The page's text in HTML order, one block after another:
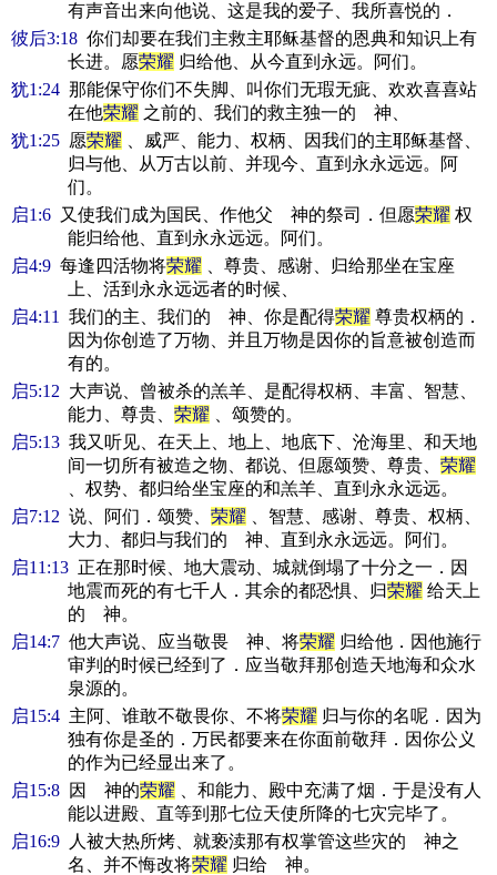
有声音出来向他说、这是我的爱子、我所喜悦的．
彼后3:18 你们却要在我们主救主耶稣基督的恩典和知识上有
长进。愿荣耀 归给他、从今直到永远。阿们。
犹1:24 那能保守你们不失脚、叫你们无瑕无疵、欢欢喜喜站
在他荣耀 之前的、我们的救主独一的 神、
犹1:25 愿荣耀 、威严、能力、权柄、因我们的主耶稣基督、
归与他、从万古以前、并现今、直到永永远远。阿
们。
启1:6 又使我们成为国民、作他父 神的祭司．但愿荣耀 权
能归给他、直到永永远远。阿们。
启4:9 每逢四活物将荣耀 、尊贵、感谢、归给那坐在宝座
上、活到永永远远者的时候、
启4:11
我们的主、我们的 神、你是配得荣耀 尊贵权柄的．
因为你创造了万物、并且万物是因你的旨意被创造而
有的。
启5:12 大声说、曾被杀的羔羊、是配得权柄、丰富、智慧、
能力、尊贵、荣耀 、颂赞的。
启5:13 我又听见、在天上、地上、地底下、沧海里、和天地
间一切所有被造之物、都说、但愿颂赞、尊贵、荣耀
、权势、都归给坐宝座的和羔羊、直到永永远远。
启7:12 说、阿们．颂赞、 荣耀 、智慧、感谢、尊贵、权柄、
大力、都归与我们的 神、直到永永远远。阿们。
启11:13 正在那时候、地大震动、城就倒塌了十分之一．因
地震而死的有七千人．其余的都恐惧、归荣耀 给天上
的 神。
启14:7 他大声说、应当敬畏 神、将荣耀 归给他．因他施行
审判的时候已经到了．应当敬拜那创造天地海和众水
泉源的。
启15:4 主阿、谁敢不敬畏你、不将荣耀 归与你的名呢．因为
独有你是圣的．万民都要来在你面前敬拜．因你公义
的作为已经显出来了。
启15:8 因 神的荣耀 、和能力、殿中充满了烟．于是没有人
能以进殿、直等到那七位天使所降的七灾完毕了。
启16:9 人被大热所烤、就亵渎那有权掌管这些灾的 神之
名、并不悔改将荣耀 归给 神。